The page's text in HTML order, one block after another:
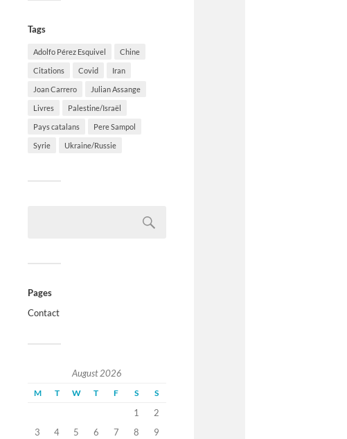
Tags
Adolfo Pérez Esquivel Chine
Citations Covid Iran
Joan Carrero Julian Assange
Livres Palestine/Israël
Pays catalans Pere Sampol
Syrie Ukraine/Russie
Pages
Contact
August 2026
M T W T F S S
1
2
3
4 5 6 7 8
9